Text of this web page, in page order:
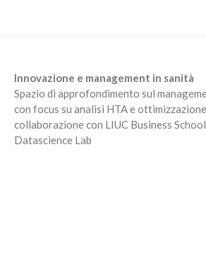
Innovazione e management in sanità
Spazio di approfondimento sul
con focus su analisi HTA e
collaborazione con LIUC Business
Datascience Lab